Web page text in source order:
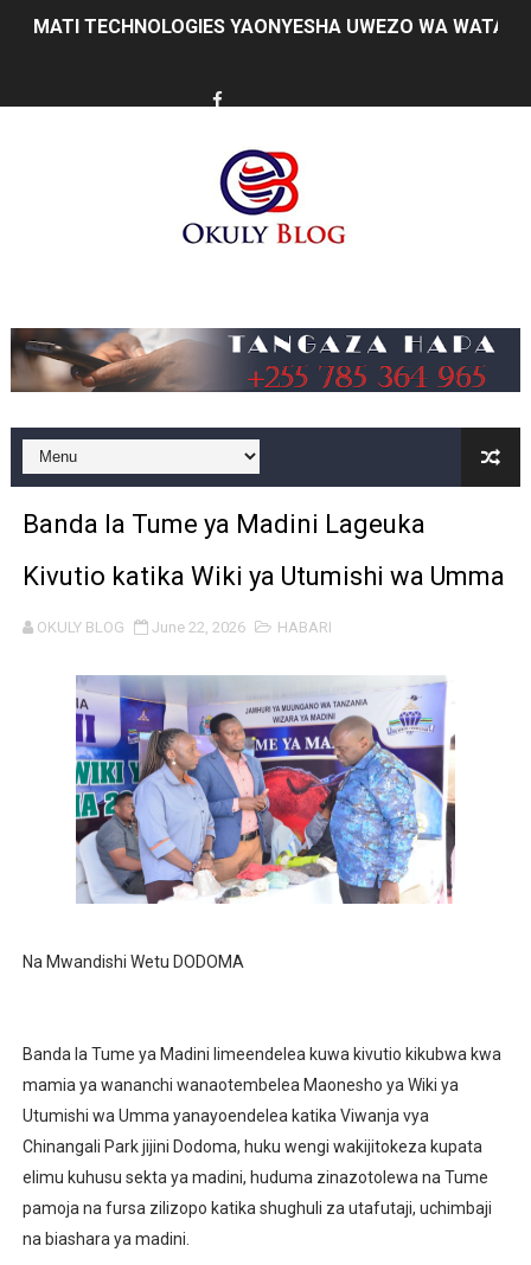
MATI TECHNOLOGIES YAONYESHA UWEZO WA
SERIKALI INATAMBUA MCHANGO WA WAZEE: WAZIRI
RAIS SAMIA, MUSEVEN WASHUHUDIA MAKUBALIANO
BRELA YATOA ELIMU YA URASIMISHAJI BIASHARA
TARURA YATAJWA KUWA MIONGONI MWA TAASISI
Mkurugenzi Green Acres ataja sababu kuanzisha klabu
TBS YAHIMIZA WAJASIRIAMALI KUTHIBITISHA UBORA
WMA YAWAFUNDISHA WATOTO VIPIMO: NAIBU
TBS YAWAHIMIZA WAJASIRIAMALI KUOMBA ALAMA
NAIBU KATIBU MKUU UJENZI ARIDHISHWA NA
MHE. MAHUNDI ASHIRIKI MAPOKEZI YA MWAKILISHI
KAULIMBIU YA PSSSF YA ‘TUNALIPA JANA’
TANZANIA KUNUFAIKA NA SH. BILIONI 10 ZA BIASHARA
TIRDO YAJA NA TEKNOLOJIA YA KUPUNGUZA
Banda la Tume ya Madini Lageuka
Kivutio katika Wiki ya Utumishi wa Umma
OKULY BLOG June 22, 2026 HABARI
Na Mwandishi Wetu DODOMA
Banda la Tume ya Madini limeendelea kuwa kivutio kikubwa kwa
mamia ya wananchi wanaotembelea Maonesho ya Wiki ya
Utumishi wa Umma yanayoendelea katika Viwanja vya
Chinangali Park jijini Dodoma, huku wengi wakijitokeza kupata
elimu kuhusu sekta ya madini, huduma zinazotolewa na Tume
pamoja na fursa zilizopo katika shughuli za utafutaji, uchimbaji
na biashara ya madini.